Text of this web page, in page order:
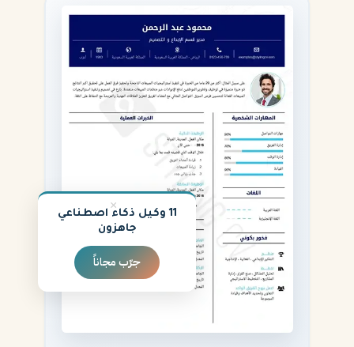
×
11 وكيل ذكاء اصطناعي
جاهزون
جرّب مجاناً